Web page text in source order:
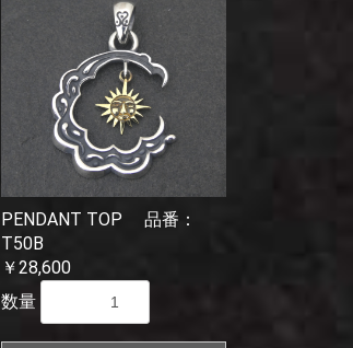
PENDANT TOP 品番：
T50B
￥28,600
数量